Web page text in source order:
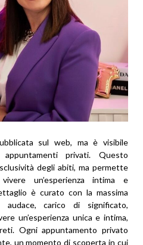
sul web, ma è visibile
appuntamenti privati. Questo
degli abiti, ma permette
un’esperienza intima e
è curato con la massima
carico di significato,
un’esperienza unica e intima,
Ogni appuntamento privato
un momento di scoperta in cui